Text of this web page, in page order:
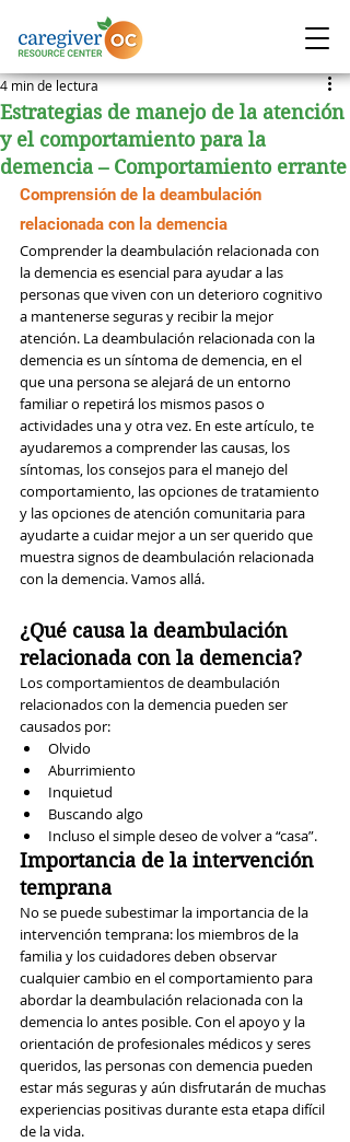
Estrategias de manejo de la atención
y el comportamiento para la
demencia – Comportamiento errante
4 min de lectura
Comprensión de la deambulación
relacionada con la demencia
Comprender la deambulación relacionada con
la demencia es esencial para ayudar a las
personas que viven con un deterioro cognitivo
a mantenerse seguras y recibir la mejor
atención. La deambulación relacionada con la
demencia es un síntoma de demencia, en el
que una persona se alejará de un entorno
familiar o repetirá los mismos pasos o
actividades una y otra vez. En este artículo, te
ayudaremos a comprender las causas, los
síntomas, los consejos para el manejo del
comportamiento, las opciones de tratamiento
y las opciones de atención comunitaria para
ayudarte a cuidar mejor a un ser querido que
muestra signos de deambulación relacionada
con la demencia. Vamos allá.
¿Qué causa la deambulación
relacionada con la demencia?
Los comportamientos de deambulación
relacionados con la demencia pueden ser
causados ​​por:
Olvido
Aburrimiento
Inquietud
Buscando algo
Incluso el simple deseo de volver a “casa”.
Importancia de la intervención
temprana
No se puede subestimar la importancia de la
intervención temprana: los miembros de la
familia y los cuidadores deben observar
cualquier cambio en el comportamiento para
abordar la deambulación relacionada con la
demencia lo antes posible. Con el apoyo y la
orientación de profesionales médicos y seres
queridos, las personas con demencia pueden
estar más seguras y aún disfrutarán de muchas
experiencias positivas durante esta etapa difícil
de la vida.